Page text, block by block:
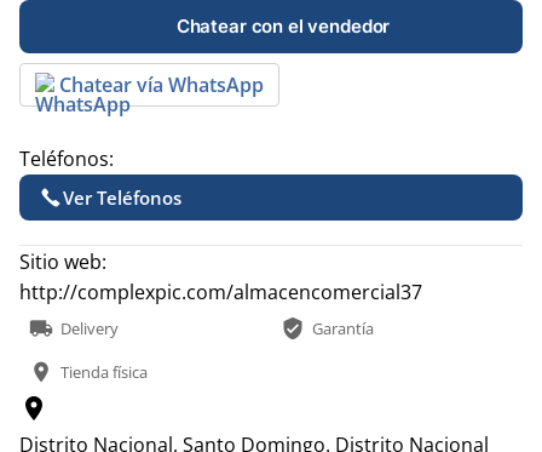
Chatear con el vendedor
Chatear vía WhatsApp
Teléfonos:
Ver Teléfonos
Sitio web:
http://complexpic.com/almacencomercial37
local_shipping Delivery verified_user Garantía
location_on Tienda física
location_on
Distrito Nacional, Santo Domingo. Distrito Nacional